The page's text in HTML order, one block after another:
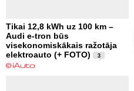
Tikai 12,8 kWh uz 100 km –
Audi e-tron būs
visekonomiskākais ražotāja
elektroauto (+ FOTO)
3